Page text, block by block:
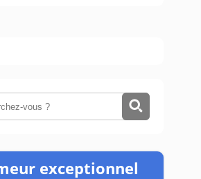
exceptionnel